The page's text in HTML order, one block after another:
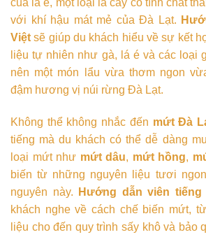
của lá é, một loại lá cây có tính chất
với khí hậu mát mẻ của Đà Lạt.
Việt sẽ giúp du khách hiểu về sự kết
liệu tự nhiên như gà, lá é và các loại
nên một món lẩu vừa thơm ngon
đậm hương vị núi rừng Đà Lạt.
Không thể không nhắc đến mứt Đà
tiếng mà du khách có thể dễ dàng
loại mứt như mứt dâu, mứt hồng,
biến từ những nguyên liệu tươi
nguyên này.
Hướng dẫn viên tiếng
khách nghe về cách chế biến mứt,
liệu cho đến quy trình sấy khô và bảo